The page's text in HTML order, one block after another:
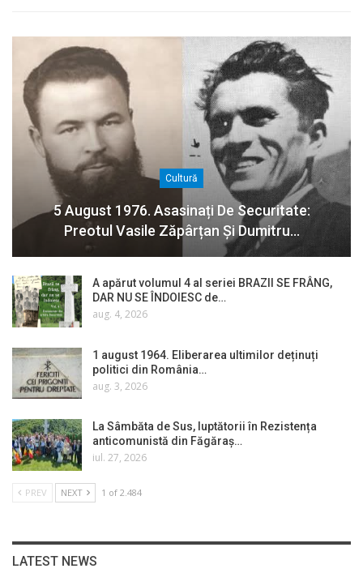
Cultură
5 August 1976. Asasinați De Securitate:
Preotul Vasile Zăpârțan Și Dumitru…
A apărut volumul 4 al seriei BRAZII SE FRÂNG,
DAR NU SE ÎNDOIESC de…
aug. 4, 2026
1 august 1964. Eliberarea ultimilor deținuți
politici din România…
aug. 3, 2026
La Sâmbăta de Sus, luptătorii în Rezistența
anticomunistă din Făgăraș…
iul. 27, 2026
PREV NEXT 1 of 2.484
LATEST NEWS